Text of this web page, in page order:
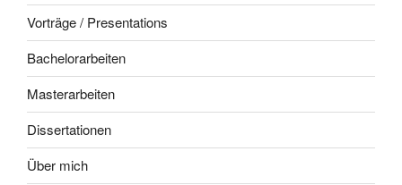
Vorträge / Presentations
Bachelorarbeiten
Masterarbeiten
Dissertationen
Über mich